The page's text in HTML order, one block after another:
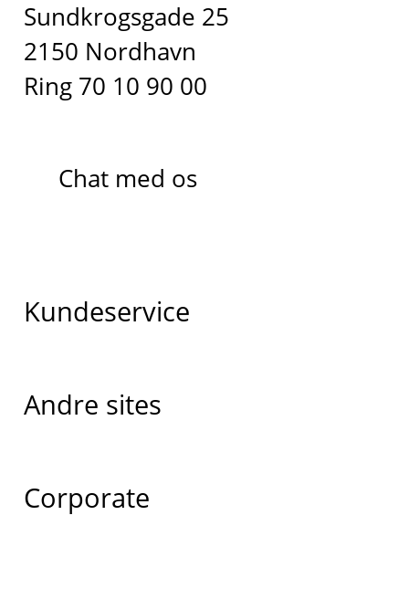
Sundkrogsgade 25
2150 Nordhavn
Ring 70 10 90 00
Chat med os
Kundeservice
Andre sites
Corporate